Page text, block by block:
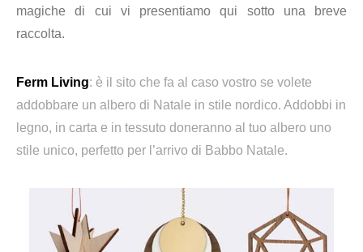
magiche di cui vi presentiamo qui sotto una breve
raccolta.
Ferm Living: è il sito che fa al caso vostro se volete
addobbare un albero di Natale in stile nordico. Addobbi in
legno, in carta e in tessuto doneranno al tuo albero uno
stile unico, perfetto per l’arrivo di Babbo Natale.